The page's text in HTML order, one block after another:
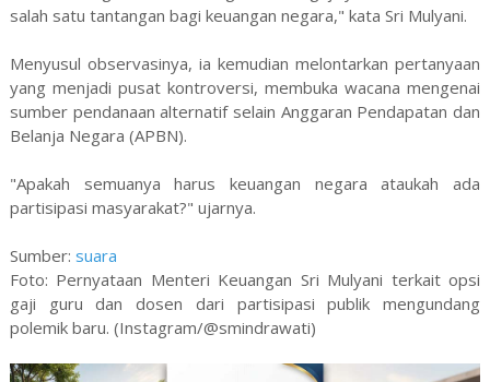
salah satu tantangan bagi keuangan negara," kata Sri Mulyani.
Menyusul observasinya, ia kemudian melontarkan pertanyaan
yang menjadi pusat kontroversi, membuka wacana mengenai
sumber pendanaan alternatif selain Anggaran Pendapatan dan
Belanja Negara (APBN).
"Apakah semuanya harus keuangan negara ataukah ada
partisipasi masyarakat?" ujarnya.
Sumber: suara
Foto: Pernyataan Menteri Keuangan Sri Mulyani terkait opsi
gaji guru dan dosen dari partisipasi publik mengundang
polemik baru. (Instagram/@smindrawati)